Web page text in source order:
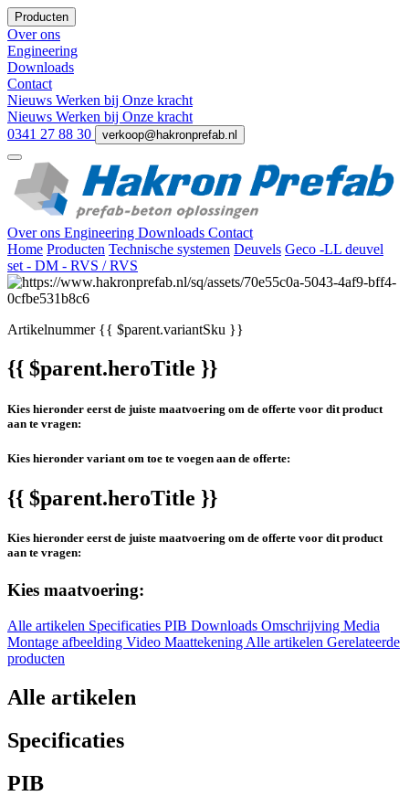
Producten
Over ons
Engineering
Downloads
Contact
Nieuws Werken bij Onze kracht
Nieuws Werken bij Onze kracht
0341 27 88 30
verkoop@hakronprefab.nl
Over ons Engineering Downloads Contact
Home Producten Technische systemen Deuvels Geco -LL deuvel
set - DM - RVS / RVS
Artikelnummer{{ $parent.variantSku }}
{{ $parent.heroTitle }}
Kies hieronder eerst de juiste maatvoering om de offerte voor dit product
aan te vragen:
Kies hieronder variant om toe te voegen aan de offerte:
{{ $parent.heroTitle }}
Kies hieronder eerst de juiste maatvoering om de offerte voor dit product
aan te vragen:
Kies maatvoering:
Alle artikelen Specificaties PIB Downloads Omschrijving Media
Montage afbeelding Video Maattekening Alle artikelen Gerelateerde
producten
Alle artikelen
Specificaties
PIB